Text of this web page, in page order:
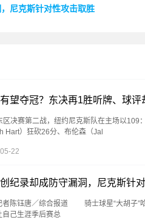
尼克斯针对性攻击取胜
望夺冠？东决再1胜听牌、球
区决赛第二战，纽约尼克斯队在主场以
Hart）狂砍26分、布伦森（Jal
22
纪录却成防守漏洞，尼克斯针
者陈钰唐／综合报道 骑士球星“大胡子”
自己生涯季后赛总